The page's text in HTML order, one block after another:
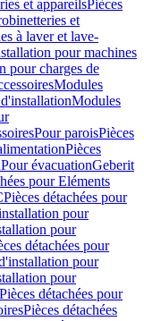
et appareilsPièces
et
à laver et lave-
pour machines
pour charges de
Modules
Modules
Pour paroisPièces
Pièces
Pour évacuationGeberit
pour Eléments
Pièces détachées pour
pour
pour
détachées pour
pour
pour
Pièces détachées pour
Pièces détachées